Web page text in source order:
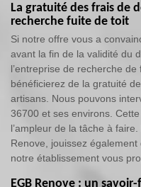
La gratuité des frais de
recherche fuite de toit
Si notre offre vous a
avant la fin de la validité du
l’entreprise de recherche
bénéficierez de la gratuité
artisans. Nous pouvons
36700 et ses environs.
l’ampleur de la tâche à
Renove, jouissez
notre établissement vous
EGB Renove : un